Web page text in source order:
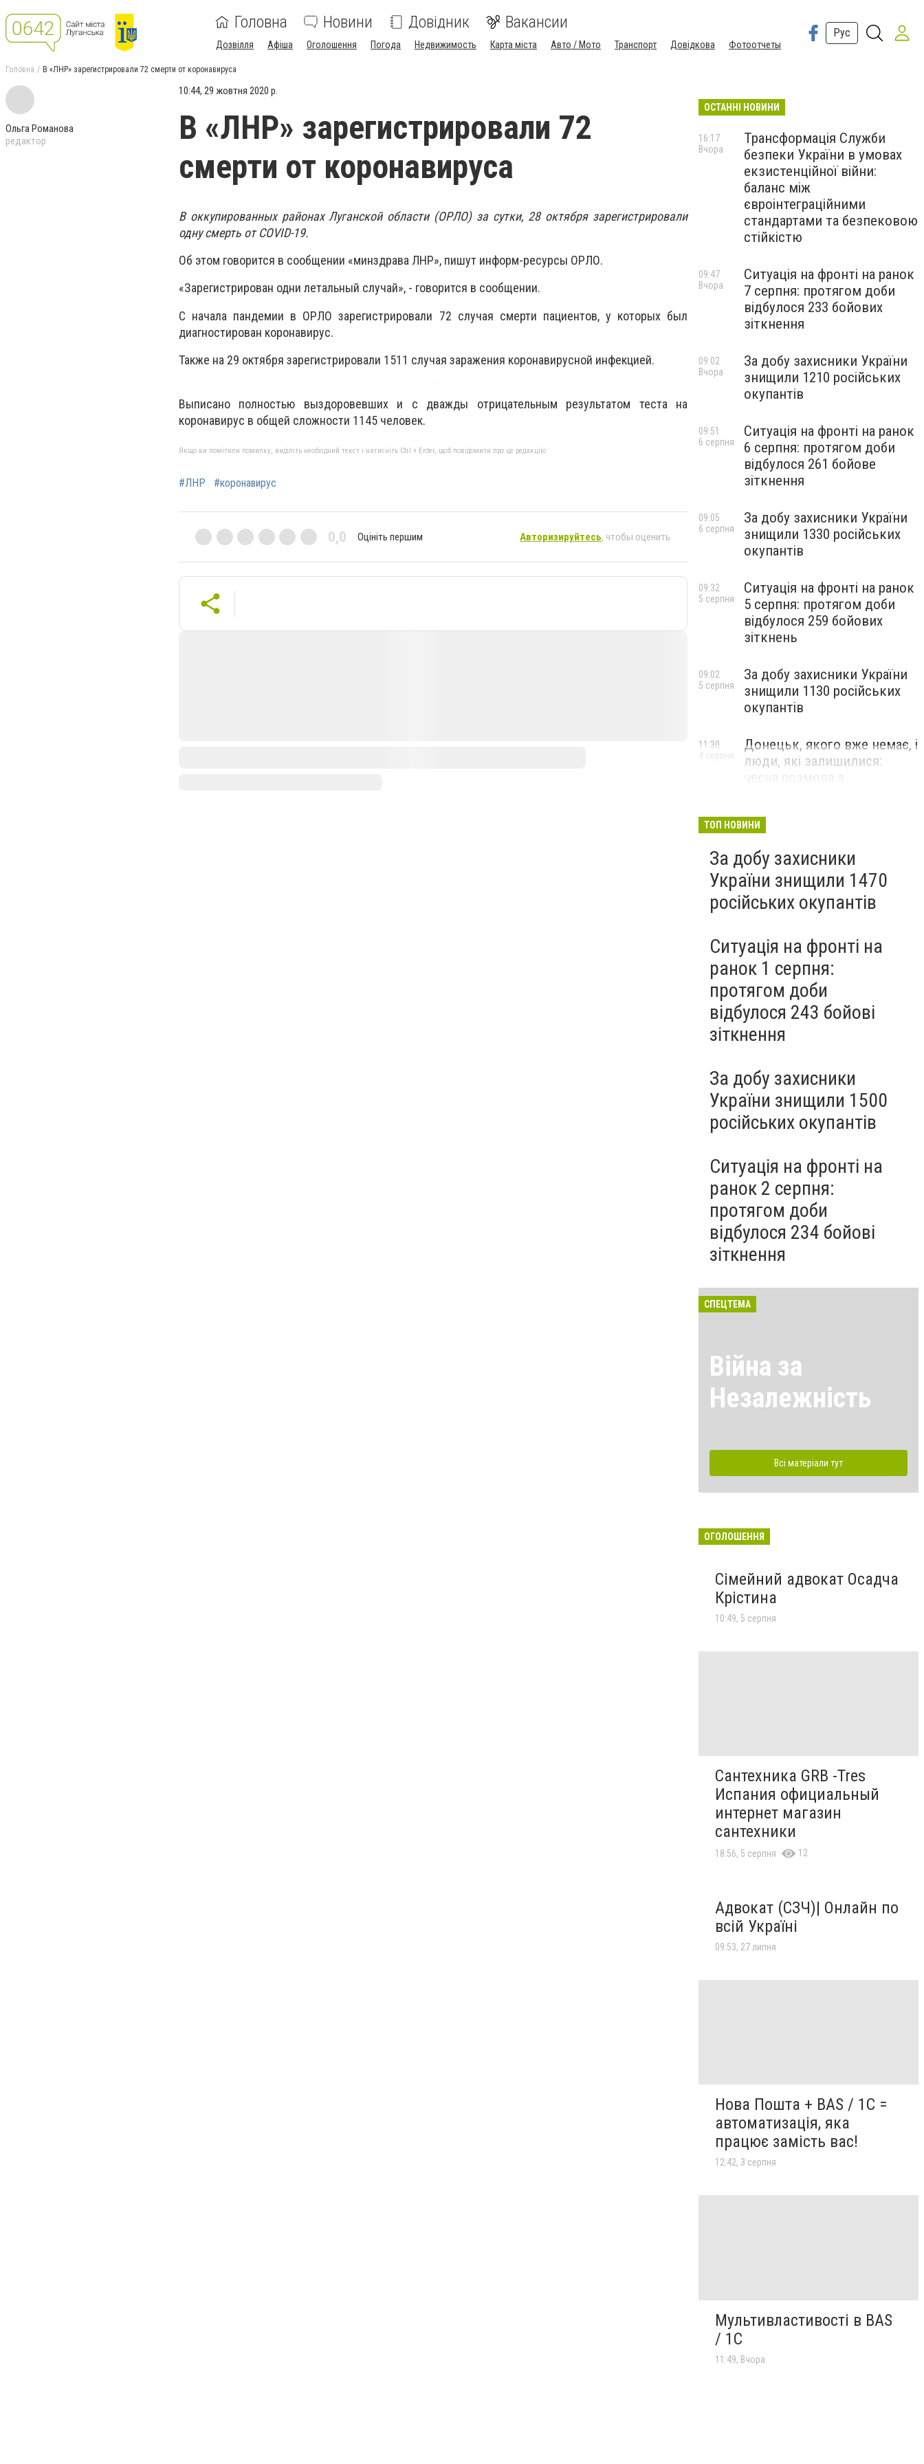
Головна Новини Довідник Вакансии
Дозвілля Афіша Оголошення Погода Недвижимость Карта міста Авто / Мото Транспорт Довідкова Фотоотчеты
Рус
Головна В «ЛНР» зарегистрировали 72 смерти от коронавируса
Ольга Романова
редактор
10:44, 29 жовтня 2020 р.
В «ЛНР» зарегистрировали 72
смерти от коронавируса
В оккупированных районах Луганской области (ОРЛО) за сутки, 28 октября зарегистрировали
одну смерть от COVID-19.
Об этом говорится в сообщении «минздрава ЛНР», пишут информ-ресурсы ОРЛО.
«Зарегистрирован одни летальный случай», - говорится в сообщении.
С начала пандемии в ОРЛО зарегистрировали 72 случая смерти пациентов, у которых был
диагностирован коронавирус.
Также на 29 октября зарегистрировали 1511 случая заражения коронавирусной инфекцией.
Выписано полностью выздоровевших и с дважды отрицательным результатом теста на
коронавирус в общей сложности 1145 человек.
Якщо ви помітили помилку, виділіть необхідний текст і натисніть Ctrl + Enter, щоб повідомити про це редакцію
#ЛНР #коронавирус
0,0 Оцініть першим Авторизируйтесь, чтобы оценить
ОСТАННІ НОВИНИ
Трансформація Служби
безпеки України в умовах
екзистенційної війни:
баланс між
євроінтеграційними
стандартами та безпековою
стійкістю
16:17
Вчора
Ситуація на фронті на ранок
7 серпня: протягом доби
відбулося 233 бойових
зіткнення
09:47
Вчора
За добу захисники України
знищили 1210 російських
окупантів
09:02
Вчора
Ситуація на фронті на ранок
6 серпня: протягом доби
відбулося 261 бойове
зіткнення
09:51
6 серпня
За добу захисники України
знищили 1330 російських
окупантів
09:05
6 серпня
Ситуація на фронті на ранок
5 серпня: протягом доби
відбулося 259 бойових
зіткнень
09:32
5 серпня
За добу захисники України
знищили 1130 російських
окупантів
09:02
5 серпня
Донецьк, якого вже немає, і
люди, які залишилися:
11:30
4 серпня
ТОП НОВИНИ
За добу захисники
України знищили 1470
російських окупантів
Ситуація на фронті на
ранок 1 серпня:
протягом доби
відбулося 243 бойові
зіткнення
За добу захисники
України знищили 1500
російських окупантів
Ситуація на фронті на
ранок 2 серпня:
протягом доби
відбулося 234 бойові
зіткнення
СПЕЦТЕМА
Війна за
Незалежність
Всі матеріали тут
ОГОЛОШЕННЯ
Сімейний адвокат Осадча
Крістина
10:49, 5 серпня
Сантехника GRB -Tres
Испания официальный
интернет магазин
сантехники
18:56, 5 серпня 12
Адвокат (СЗЧ)| Онлайн по
всій Україні
09:53, 27 липня
Нова Пошта + BAS / 1C =
автоматизація, яка
працює замість вас!
12:42, 3 серпня
Мультивластивості в BAS
/ 1C
11:49, Вчора